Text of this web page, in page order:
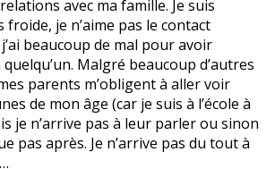
avec ma famille. Je suis
froide, je n’aime pas le contact
beaucoup de mal pour avoir
Malgré beaucoup d’autres
parents m’obligent à aller voir
de mon âge (car je suis à l’école à
je n’arrive pas à leur parler ou sinon
pas après. Je n’arrive pas du tout à